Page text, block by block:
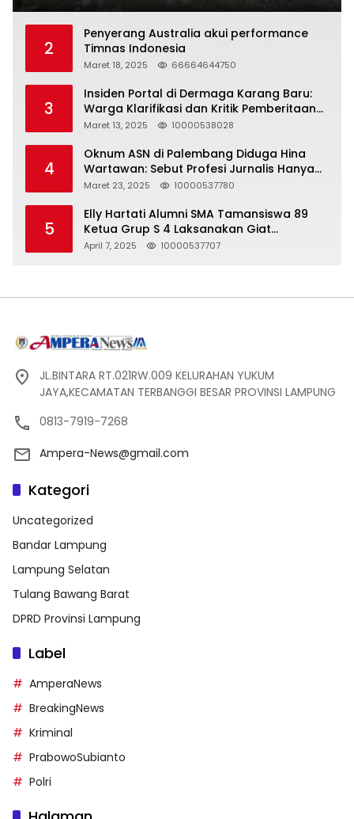
2
Penyerang Australia akui performance
Timnas Indonesia
Maret 18, 2025 66664644750
3
Insiden Portal di Dermaga Karang Baru:
Warga Klarifikasi dan Kritik Pemberitaan
yang Tidak Akurat
Maret 13, 2025 10000538028
4
Oknum ASN di Palembang Diduga Hina
Wartawan: Sebut Profesi Jurnalis Hanya
Seharga 2 Liter Bensin, Berujung Dugaan
Maret 23, 2025 10000537780
5
Elly Hartati Alumni SMA Tamansiswa 89
Ketua Grup S 4 Laksanakan Giat
Silaturahmi
April 7, 2025 10000537707
JL.BINTARA RT.021RW.009 KELURAHAN YUKUM
JAYA,KECAMATAN TERBANGGI BESAR PROVINSI LAMPUNG
0813-7919-7268
Ampera-News@gmail.com
Kategori
Uncategorized
Bandar Lampung
Lampung Selatan
Tulang Bawang Barat
DPRD Provinsi Lampung
Label
AmperaNews
BreakingNews
Kriminal
PrabowoSubianto
Polri